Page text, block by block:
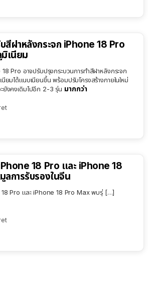
สีฝาหลังกระจก iPhone 18 Pro
มิเนียม
Pro อาจปรับปรุงกระบวนการทำสีฝาหลังกระจก
นียมได้แนบเนียนขึ้น พร้อมปรับโครงสร้างภายในใหม่
ยังคงเดิมไปอีก 2-3 รุ่น มากกว่า
18 Pro และ iPhone 18
ลการรับรองในจีน
Pro และ iPhone 18 Pro Max พบรุ่ […]